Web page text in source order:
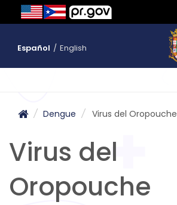
Español / English
/ Dengue / Virus del Oropouche
Virus del
Oropouche